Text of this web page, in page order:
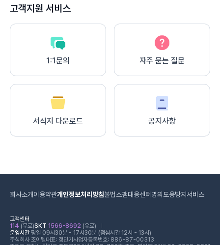
고객지원 서비스
1:1문의 자주 묻는 질문
서식지 다운로드 공지사항
회사소개이용약관개인정보처리방침불법스팸대응센터 명의도용방지서비스
고객센터
114 (무료)SKT 1566-8692 (유료)
운영시간평일 09시30분 - 17시30분 (점심시간 12시 - 13시)
주식회사 조이텔대표: 정민기 사업자등록번호: 886-87-00313